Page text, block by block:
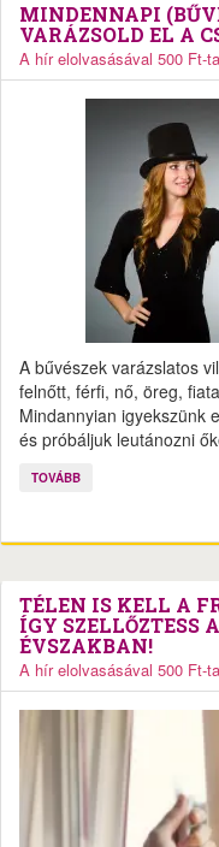
MINDENNAPI
VARÁZSOLD EL A
A hír elolvasásával 500 Ft-
A bűvészek varázslatos
felnőtt, férfi, nő, öreg,
Mindannyian igyekszünk
és próbáljuk leutánozni
TOVÁBB
TÉLEN IS KELL A
ÍGY SZELLŐZTESS
ÉVSZAKBAN!
A hír elolvasásával 500 Ft-